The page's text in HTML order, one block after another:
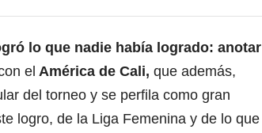
lo que nadie había logrado: anotar
el América de Cali, que además,
del torneo y se perfila como gran
logro, de la Liga Femenina y de lo que